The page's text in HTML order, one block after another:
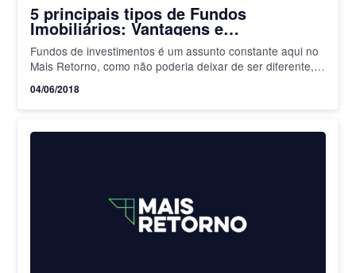
5 principais tipos de Fundos
Imobiliários: Vantagens e
Desvantagens
Fundos de investimentos é um assunto constante aqui no
Mais Retorno, como não poderia deixar de ser diferente,
04/06/2018